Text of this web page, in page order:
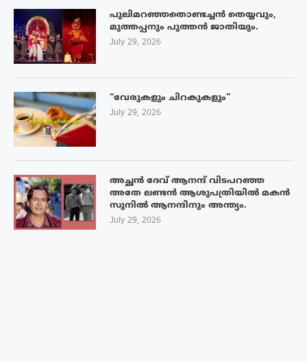
പുലിമറഞ്ഞതൊണ്ടച്ചൻ തെയ്യവും,
മുത്തപ്പനും പുത്തൻ ജാതിയും.
July 29, 2026
“വേരുകളും ചിറകുകളും”
July 29, 2026
അച്ഛൻ ദേവ് ആനന്ദ് വിടപറഞ്ഞ
അതേ ലണ്ടൻ ആശുപത്രിയിൽ മകൻ
സുനിൽ ആനന്ദിനും അന്ത്യം.
July 29, 2026